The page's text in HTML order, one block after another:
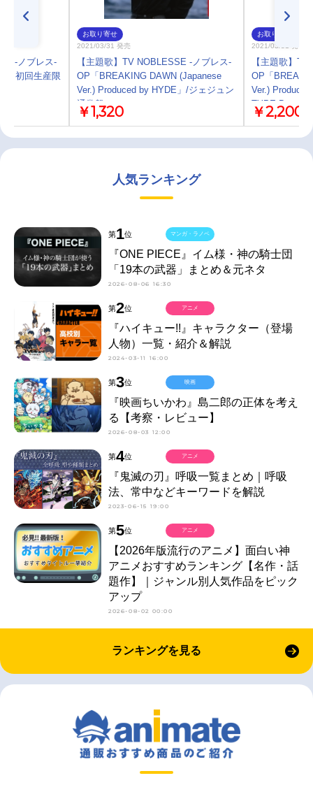
-ノブレス-
初回生産限
お取り寄せ
2021/03/31 発売
【主題歌】TV NOBLESSE -ノブレス-
OP「BREAKING DAWN (Japanese
Ver.) Produced by HYDE」/ジェジュン
通常盤
￥1,320
お取り寄せ
2021/03/31 発売
【主題歌】
OP「
Ver.)
TYPE-B
￥2,200
人気ランキング
第1位
『ONE PIECE』イム様・神の騎士団
「19本の武器」まとめ＆元ネタ
2026-08-06 16:30
マンガ・ラノベ
第2位
『ハイキュー!!』キャラクター（登場
人物）一覧・紹介＆解説
2024-03-11 16:00
アニメ
第3位
『映画ちいかわ』島二郎の正体を考え
る【考察・レビュー】
2026-08-03 12:00
映画
第4位
『鬼滅の刃』呼吸一覧まとめ｜呼吸
法、常中などキーワードを解説
2023-06-15 19:00
アニメ
第5位
【2026年版流行のアニメ】面白い神
アニメおすすめランキング【名作・話
題作】｜ジャンル別人気作品をピック
アップ
2026-08-02 00:00
アニメ
ランキングを見る